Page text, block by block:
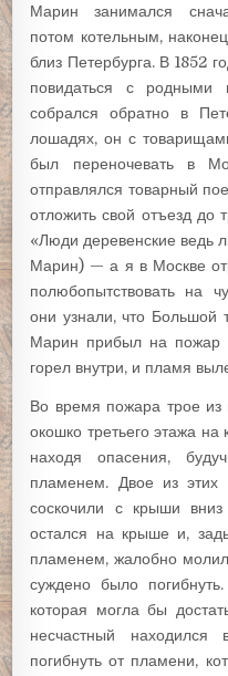
Марин занимался
потом котельным,
близ Петербурга. В 1852
повидаться с
собрался обратно в
лошадях, он с
был переночевать в
отправлялся товарный
отложить свой отъезд до
«Люди деревенские ведь
Марин) — а я в Москве
полюбопытствовать на
они узнали, что Большой
Марин прибыл на пожар
горел внутри, и пламя
Во время пожара трое из
окошко третьего этажа
находя опасения,
пламенем. Двое из этих
соскочили с крыши
остался на крыше и,
пламенем, жалобно
суждено было
которая могла бы
несчастный находился
погибнуть от пламени,